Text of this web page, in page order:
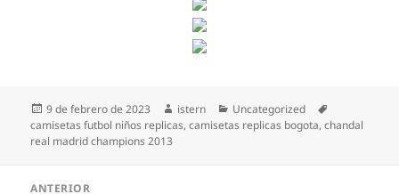
Publicado
el
9 de febrero de 2023 Autor
istern Categorías
Uncategorized
camisetas futbol niños replicas,camisetas replicas bogota,chandal
real madrid champions 2013
ANTERIOR